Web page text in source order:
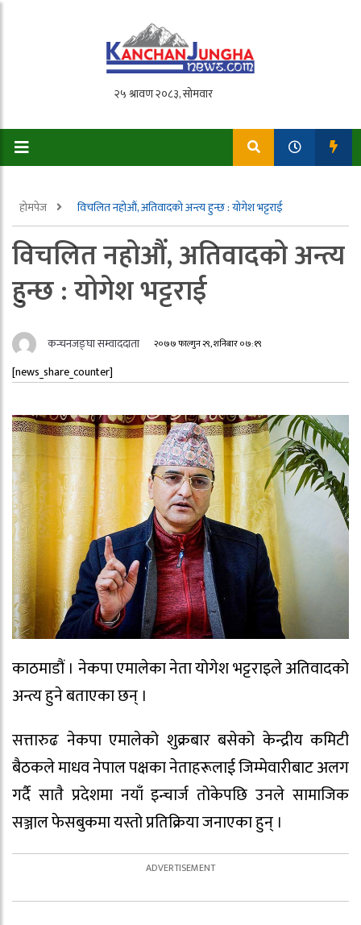
होमपेज विचलित नहोऔं, अतिवादको अन्त्य हुन्छ : योगेश भट्टराई
विचलित नहोऔं, अतिवादको अन्त्य
हुन्छ : योगेश भट्टराई
कन्चनजङ्घा सम्वाददाता २०७७ फाल्गुन २९, शनिबार ०७:१९
[news_share_counter]
काठमाडौं । नेकपा एमालेका नेता योगेश भट्टराइले अतिवादको
अन्त्य हुने बताएका छन् ।
सत्तारुढ नेकपा एमालेको शुक्रबार बसेको केन्द्रीय कमिटी
बैठकले माधव नेपाल पक्षका नेताहरूलाई जिम्मेवारीबाट अलग
गर्दै सातै प्रदेशमा नयाँ इन्चार्ज तोकेपछि उनले सामाजिक
सञ्जाल फेसबुकमा यस्तो प्रतिक्रिया जनाएका हुन् ।